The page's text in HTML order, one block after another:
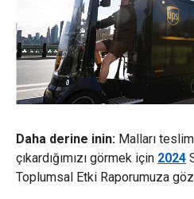
Daha derine inin: Malları
çıkardığımızı görmek için 2024
Toplumsal Etki Raporumuza göz